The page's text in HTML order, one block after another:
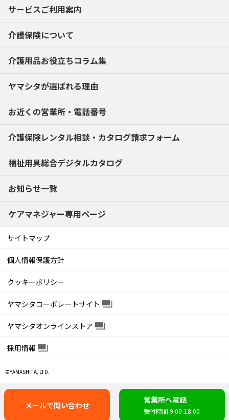
メールで問い合わせ
営業所へ電話
受付時間 9:00-18:00
サービスご利用案内
介護保険について
介護用品お役立ちコラム集
ヤマシタが選ばれる理由
お近くの営業所・電話番号
介護保険レンタル相談・ カタログ請求フォーム
福祉用具総合デジタルカタログ
お知らせ一覧
ケアマネジャー専用ページ
サイトマップ
個人情報保護方針
クッキーポリシー
ヤマシタコーポレートサイト
ヤマシタオンラインストア
採用情報
©YAMASHITA, LTD.